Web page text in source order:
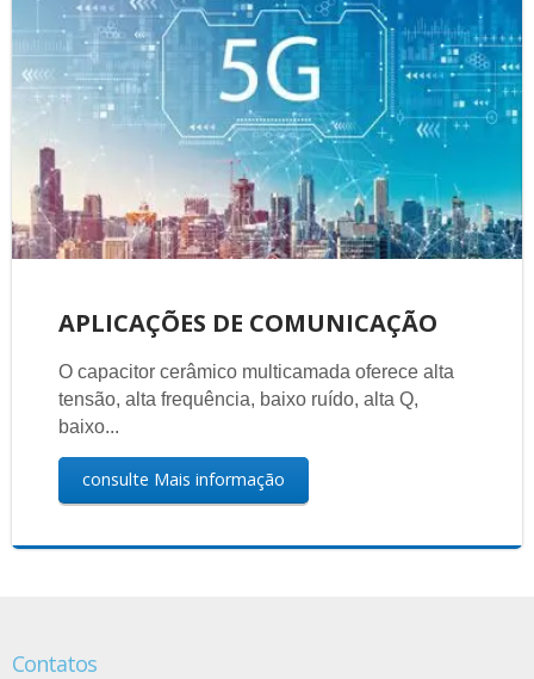
APLICAÇÕES DE COMUNICAÇÃO
O capacitor cerâmico multicamada oferece alta
tensão, alta frequência, baixo ruído, alta Q,
baixo...
consulte Mais informação
Contatos